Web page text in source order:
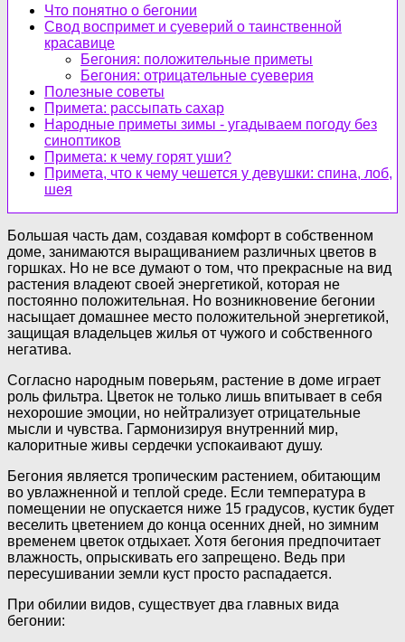
Что понятно о бегонии
Свод воспримет и суеверий о таинственной
красавице
Бегония: положительные приметы
Бегония: отрицательные суеверия
Полезные советы
Примета: рассыпать сахар
Народные приметы зимы - угадываем погоду без
синоптиков
Примета: к чему горят уши?
Примета, что к чему чешется у девушки: спина, лоб,
шея
Большая часть дам, создавая комфорт в собственном
доме, занимаются выращиванием различных цветов в
горшках. Но не все думают о том, что прекрасные на вид
растения владеют своей энергетикой, которая не
постоянно положительная. Но возникновение бегонии
насыщает домашнее место положительной энергетикой,
защищая владельцев жилья от чужого и собственного
негатива.
Согласно народным поверьям, растение в доме играет
роль фильтра. Цветок не только лишь впитывает в себя
нехорошие эмоции, но нейтрализует отрицательные
мысли и чувства. Гармонизируя внутренний мир,
калоритные живы сердечки успокаивают душу.
Бегония является тропическим растением, обитающим
во увлажненной и теплой среде. Если температура в
помещении не опускается ниже 15 градусов, кустик будет
веселить цветением до конца осенних дней, но зимним
временем цветок отдыхает. Хотя бегония предпочитает
влажность, опрыскивать его запрещено. Ведь при
пересушивании земли куст просто распадается.
При обилии видов, существует два главных вида
бегонии: